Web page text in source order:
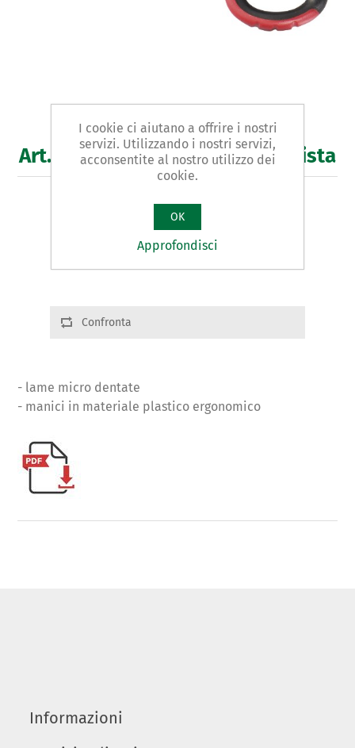
Art. 957/A - forbice per elettricista
TIPO A LAME CORTE
Varianti del prodotto
Confronta
- lame micro dentate
- manici in materiale plastico ergonomico
Informazioni
I cookie ci aiutano a offrire i nostri
servizi. Utilizzando i nostri servizi,
acconsentite al nostro utilizzo dei
cookie.
OK
Approfondisci